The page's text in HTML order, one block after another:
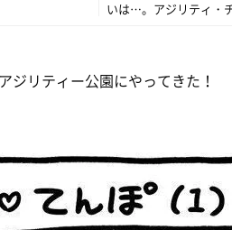
いは…。アジリティ・
ジリティー公園にやってきた！